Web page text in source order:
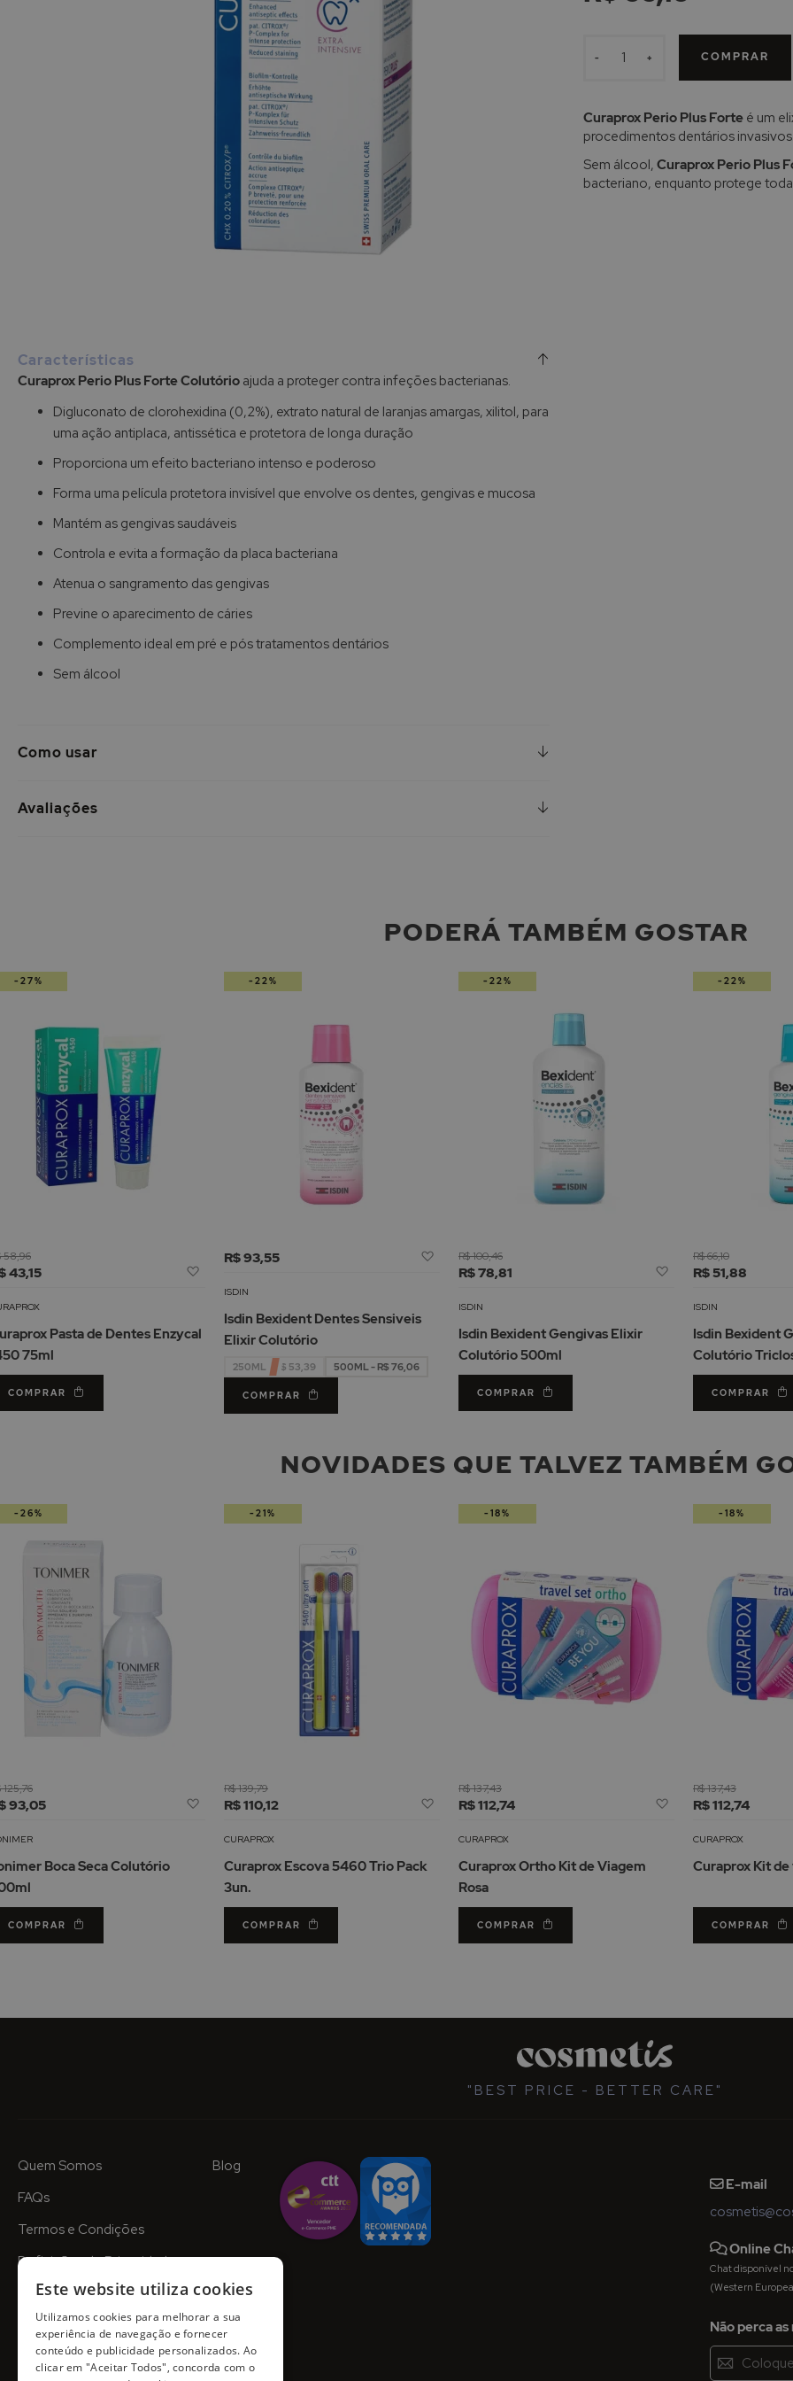
início
da
Galeria
- + COMPRAR
Curaprox Perio Plus Forte é um
procedimentos dentários
Sem álcool, Curaprox Perio Plus
bacteriano, enquanto protege
Características
Curaprox Perio Plus Forte Colutório ajuda a proteger contra infeções bacterianas.
Digluconato de clorohexidina (0,2%), extrato natural de laranjas amargas, xilitol, para
uma ação antiplaca, antissética e protetora de longa duração
Proporciona um efeito bacteriano intenso e poderoso
Forma uma película protetora invisível que envolve os dentes, gengivas e mucosa
Mantém as gengivas saudáveis
Controla e evita a formação da placa bacteriana
Atenua o sangramento das gengivas
Previne o aparecimento de cáries
Complemento ideal em pré e pós tratamentos dentários
Sem álcool
Como usar
Avaliações
PODERÁ TAMBÉM GOSTAR
43,15
58,96
Desejos
Pasta de Dentes Enzycal
75ml
COMPRAR
-27%
R$ 93,55
Adicionar
Desejos
ISDIN
Isdin Bexident Dentes Sensiveis
Elixir Colutório
250ML - R$ 53,39 500ML - R$ 76,06
COMPRAR
-22%
R$ 78,81
R$ 100,46
Adicionar
Lista
Desejos
ISDIN
Isdin Bexident Gengivas Elixir
Colutório 500ml
COMPRAR
-22%
R$ 51,88
R$ 66,10
ISDIN
Isdin Bexident
Colutório
COMPRAR
-22%
NOVIDADES QUE TALVEZ TAMBÉM
93,05
125,76
Adicionar
Lista
Desejos
Boca Seca Colutório
COMPRAR
-26%
R$ 110,12
R$ 139,79
Adicionar
Lista
Desejos
CURAPROX
Curaprox Escova 5460 Trio Pack
3un.
COMPRAR
-21%
R$ 112,74
R$ 137,43
Adicionar
Lista
Desejos
CURAPROX
Curaprox Ortho Kit de Viagem
Rosa
COMPRAR
-18%
R$ 112,74
R$ 137,43
CURAPROX
Curaprox Kit
COMPRAR
-18%
"BEST PRICE - BETTER CARE"
Quem Somos
FAQs
Termos e Condições
Definições de Privacidade
Blog
E-mail
Online
Chat disponível
(Western
Não perca
Inscreva-
se
Este website utiliza cookies
Utilizamos cookies para melhorar a sua
experiência de navegação e fornecer
conteúdo e publicidade personalizados. Ao
clicar em "Aceitar Todos", concorda com o